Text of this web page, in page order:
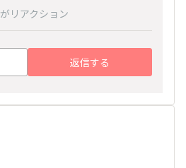
がリアクション
返信する